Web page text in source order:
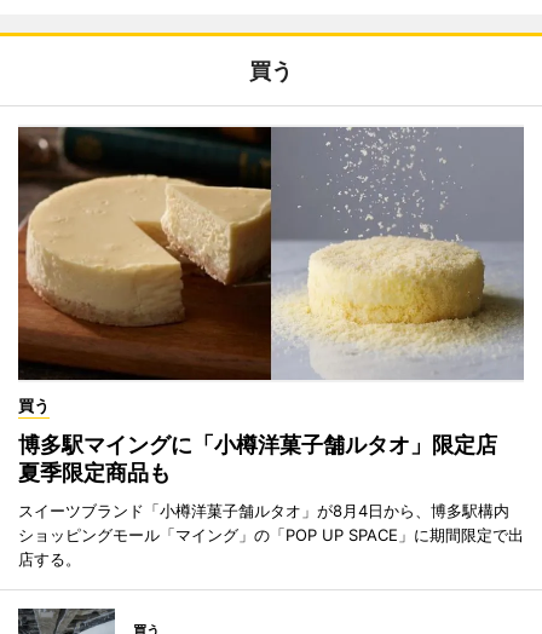
買う
買う
博多駅マイングに「小樽洋菓子舗ルタオ」限定店
夏季限定商品も
スイーツブランド「小樽洋菓子舗ルタオ」が8月4日から、博多駅構内
ショッピングモール「マイング」の「POP UP SPACE」に期間限定で出
店する。